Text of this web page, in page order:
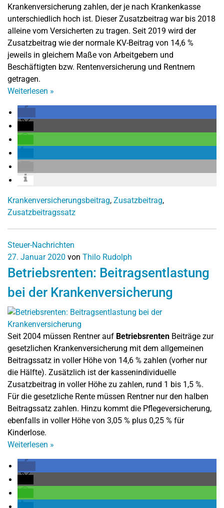
Krankenversicherung zahlen, der je nach Krankenkasse
unterschiedlich hoch ist. Dieser Zusatzbeitrag war bis 2018
alleine vom Versicherten zu tragen. Seit 2019 wird der
Zusatzbeitrag wie der normale KV-Beitrag von 14,6 %
jeweils in gleichem Maße von Arbeitgebern und
Beschäftigten bzw. Rentenversicherung und Rentnern
getragen.
Weiterlesen »
Krankenversicherungsbeitrag, Zusatzbeitrag,
Zusatzbeitragssatz
Steuer-Nachrichten
27. Januar 2020 von Thilo Rudolph
Betriebsrenten: Beitragsentlastung
bei der Krankenversicherung
Seit 2004 müssen Rentner auf Betriebsrenten Beiträge zur
gesetzlichen Krankenversicherung mit dem allgemeinen
Beitragssatz in voller Höhe von 14,6 % zahlen (vorher nur
die Hälfte). Zusätzlich ist der kassenindividuelle
Zusatzbeitrag in voller Höhe zu zahlen, rund 1 bis 1,5 %.
Für die gesetzliche Rente müssen Rentner nur den halben
Beitragssatz zahlen. Hinzu kommt die Pflegeversicherung,
ebenfalls in voller Höhe von 3,05 % plus 0,25 % für
Kinderlose.
Weiterlesen »